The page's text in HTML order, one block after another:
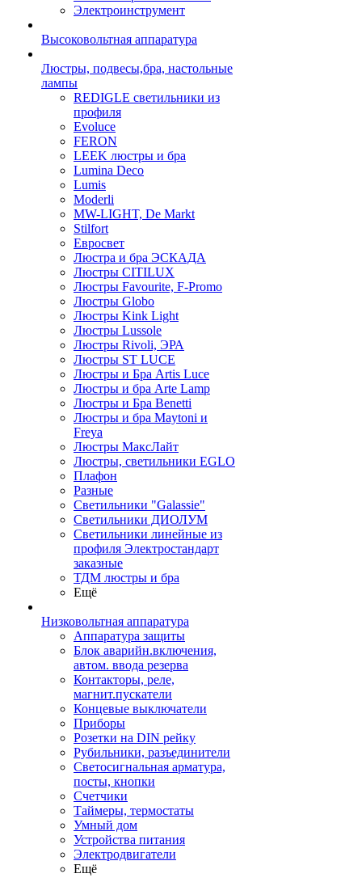
Электроинструмент
Высоковольтная аппаратура
Люстры, подвесы,бра, настольные
лампы
REDIGLE светильники из
профиля
Evoluce
FERON
LEEK люстры и бра
Lumina Deco
Lumis
Moderli
MW-LIGHT, De Markt
Stilfort
Евросвет
Люстра и бра ЭСКАДА
Люстры CITILUX
Люстры Favourite, F-Promo
Люстры Globo
Люстры Kink Light
Люстры Lussole
Люстры Rivoli, ЭРА
Люстры ST LUCE
Люстры и Бра Artis Luce
Люстры и бра Arte Lamp
Люстры и Бра Benetti
Люстры и бра Maytoni и
Freya
Люстры МаксЛайт
Люстры, светильники EGLO
Плафон
Разные
Светильники "Galassie"
Светильники ДИОЛУМ
Светильники линейные из
профиля Электростандарт
заказные
ТДМ люстры и бра
Ещё
Низковольтная аппаратура
Аппаратура защиты
Блок аварийн.включения,
автом. ввода резерва
Контакторы, реле,
магнит.пускатели
Концевые выключатели
Приборы
Розетки на DIN рейку
Рубильники, разъединители
Светосигнальная арматура,
посты, кнопки
Счетчики
Таймеры, термостаты
Умный дом
Устройства питания
Электродвигатели
Ещё